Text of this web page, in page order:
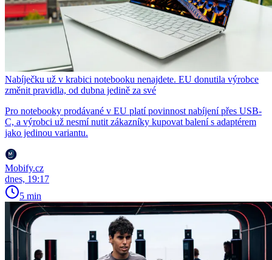
Nabíječku už v krabici notebooku nenajdete. EU donutila výrobce
změnit pravidla, od dubna jedině za své
Pro notebooky prodávané v EU platí povinnost nabíjení přes USB-
C, a výrobci už nesmí nutit zákazníky kupovat balení s adaptérem
jako jedinou variantu.
Mobify.cz
dnes, 19:17
5 min